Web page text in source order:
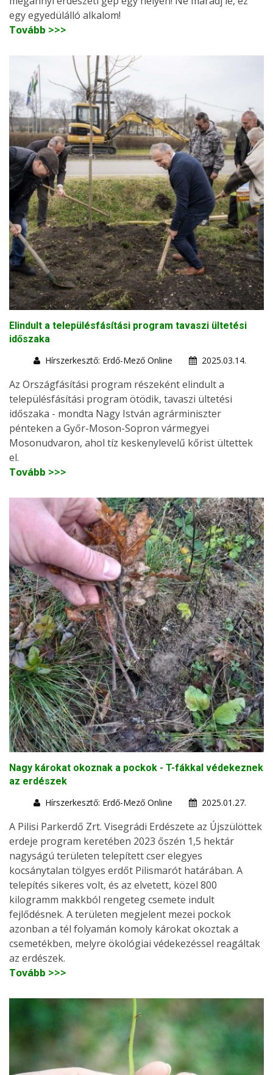
egy egyedülálló alkalom!
Tovább >>>
Elindult a településfásítási program tavaszi ültetési
időszaka
Hírszerkesztő: Erdő-Mező Online
2025.03.14.
Az Országfásítási program részeként elindult a
településfásítási program ötödik, tavaszi ültetési
időszaka - mondta Nagy István agrárminiszter
pénteken a Győr-Moson-Sopron vármegyei
Mosonudvaron, ahol tíz keskenylevelű kőrist ültettek
el.
Tovább >>>
Nagy károkat okoznak a pockok - T-fákkal védekeznek
az erdészek
Hírszerkesztő: Erdő-Mező Online
2025.01.27.
A Pilisi Parkerdő Zrt. Visegrádi Erdészete az Újszülöttek
erdeje program keretében 2023 őszén 1,5 hektár
nagyságú területen telepített cser elegyes
kocsánytalan tölgyes erdőt Pilismarót határában. A
telepítés sikeres volt, és az elvetett, közel 800
kilogramm makkból rengeteg csemete indult
fejlődésnek. A területen megjelent mezei pockok
azonban a tél folyamán komoly károkat okoztak a
csemetékben, melyre ökológiai védekezéssel reagáltak
az erdészek.
Tovább >>>